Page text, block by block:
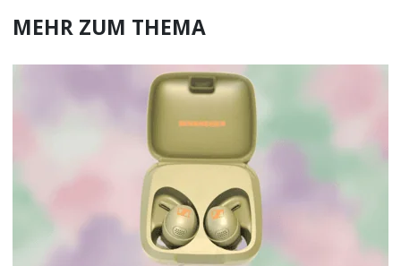
MEHR ZUM THEMA